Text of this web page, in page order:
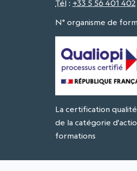
Tél : +33 5 56 401 402
N° organisme de
La certification
de la catégorie
formations